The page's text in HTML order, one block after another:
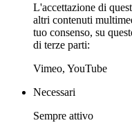
L'accettazione di
altri contenuti
tuo consenso, su
di terze parti:
Vimeo, YouTube
Necessari
Sempre attivo